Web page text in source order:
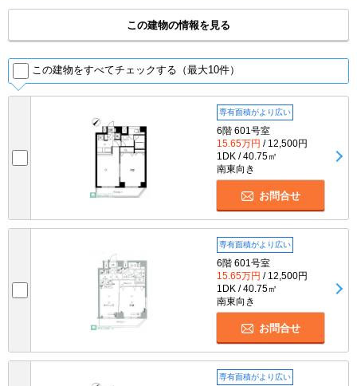
この建物の情報を見る
この建物をすべてチェックする（最大10件）
専有面積がより広い
6階 601号室
15.65万円 / 12,500円
1DK / 40.75㎡
南東向き
お問合せ
専有面積がより広い
6階 601号室
15.65万円 / 12,500円
1DK / 40.75㎡
南東向き
お問合せ
専有面積がより広い